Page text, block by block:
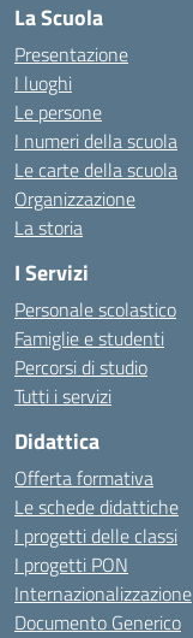
La Scuola
Presentazione
I luoghi
Le persone
I numeri della scuola
Le carte della scuola
Organizzazione
La storia
I Servizi
Personale scolastico
Famiglie e studenti
Percorsi di studio
Tutti i servizi
Didattica
Offerta formativa
Le schede didattiche
I progetti delle classi
I progetti PON
Internazionalizzazione
Documento Generico